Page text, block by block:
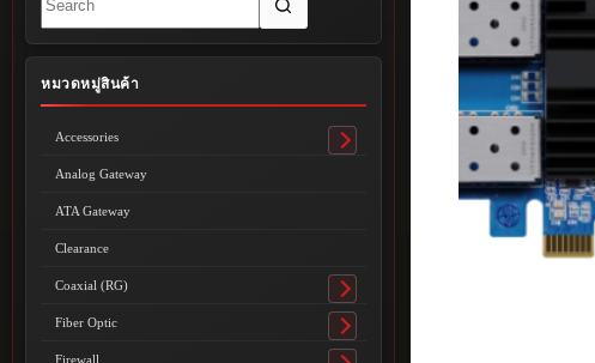
results
หมวดหมู่สินค้า
Accessories
Toggle
Analog Gateway
ATA Gateway
Clearance
Coaxial (RG)
Toggle
submenu
Fiber Optic
Toggle
submenu
Firewall